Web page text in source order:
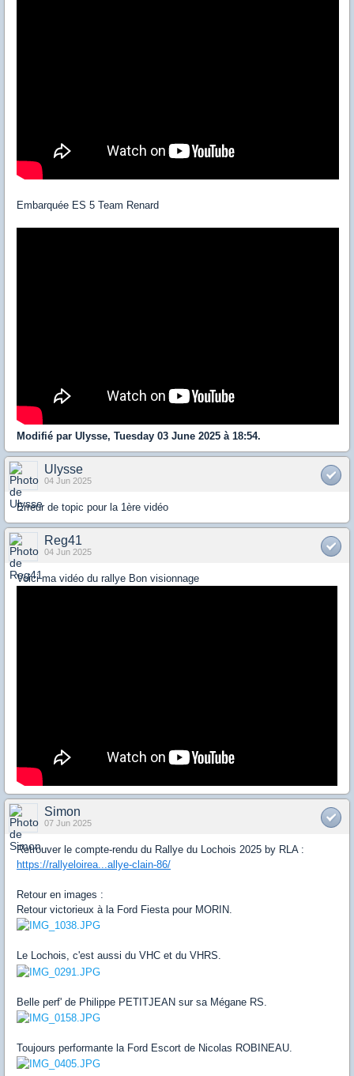
Embarquée ES 5 Team Renard
Modifié par Ulysse, Tuesday 03 June 2025 à 18:54.
Ulysse
04 Jun 2025
Erreur de topic pour la 1ère vidéo
Reg41
04 Jun 2025
Voici ma vidéo du rallye Bon visionnage
Simon
07 Jun 2025
Retrouver le compte-rendu du Rallye du Lochois 2025 by RLA :
https://rallyeloirea...allye-clain-86/
Retour en images :
Retour victorieux à la Ford Fiesta pour MORIN.
Le Lochois, c'est aussi du VHC et du VHRS.
Belle perf' de Philippe PETITJEAN sur sa Mégane RS.
Toujours performante la Ford Escort de Nicolas ROBINEAU.